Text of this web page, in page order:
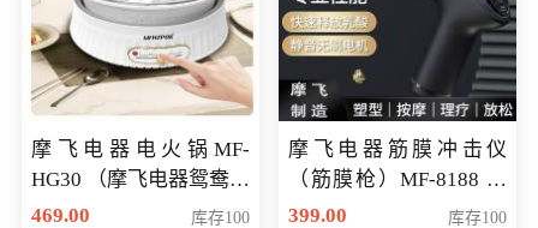
摩飞电器电火锅MF-
HG30 （摩飞电器鸳鸯锅
MF-HG30 ） 会员专享价
469.00 库存100
摩飞电器筋膜冲击仪
（筋膜枪）MF-8188 会
员专享价268元
399.00 库存100